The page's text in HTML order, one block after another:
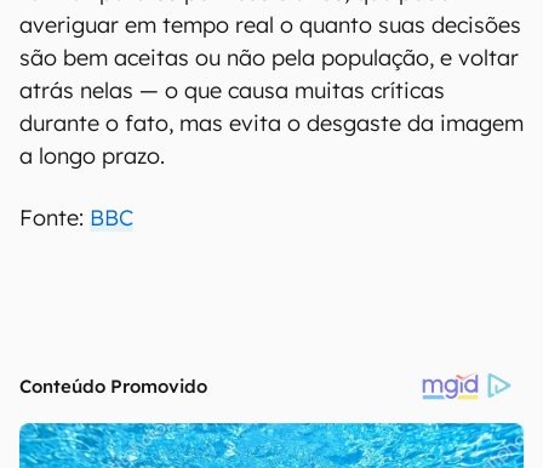
averiguar em tempo real o quanto suas decisões
são bem aceitas ou não pela população, e voltar
atrás nelas — o que causa muitas críticas
durante o fato, mas evita o desgaste da imagem
a longo prazo.
Fonte: BBC